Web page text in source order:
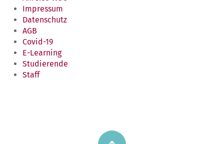
Impressum
Datenschutz
AGB
Covid-19
E-Learning
Studierende
Staff